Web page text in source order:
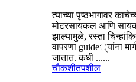
त्याच्या पृष्ठभागावर
मोटरसायकल आणि
झाल्यामुळे, रस्ता
वापरणा guide्यांना
जातात. कधी ......
चौकशीतपशील